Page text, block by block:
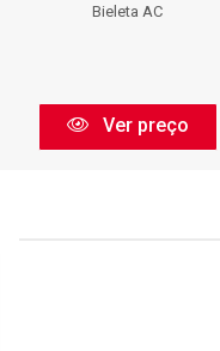
Bieleta AC
Ver preço